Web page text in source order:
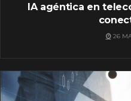
IA agéntica en
26